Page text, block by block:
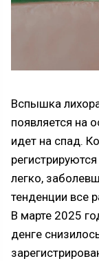
Вспышка
появляется на
идет на спад.
легко,
тенденции все
В марте 2025
денге